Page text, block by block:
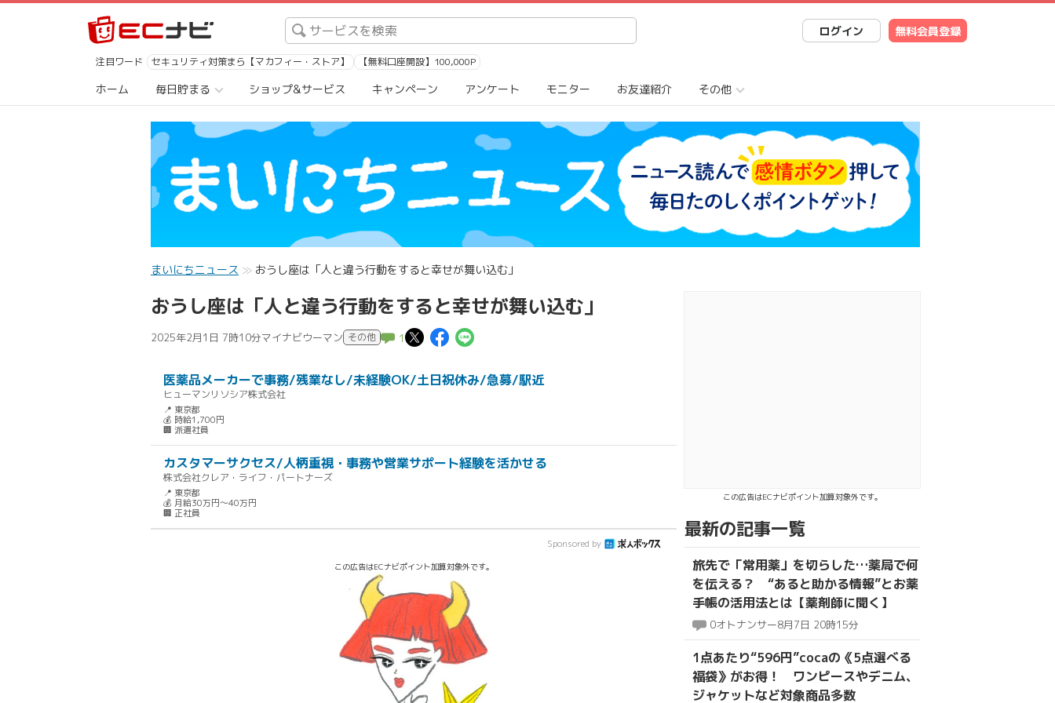
ログイン 無料会員登録
注目ワード セキュリティ対策まら【マカフィー・ストア】 【無料口座開設】100,000P
ホーム 毎日貯まる ショップ&サービス キャンペーン アンケート モニター お友達紹介 その他
まいにちニュース おうし座は「人と違う行動をすると幸せが舞い込む」
おうし座は「人と違う行動をすると幸せが舞い込む」
2025年2月1日 7時10分マイナビウーマン その他 1 この記事についてポスト
この記事についてFacebookでシェア
医薬品メーカーで事務/残業なし/未経験OK/土日祝休み/急募/駅近
ヒューマンリソシア株式会社
📍 東京都
💰 時給1,700円
🏢 派遣社員
カスタマーサクセス/人柄重視・事務や営業サポート経験を活かせる
株式会社クレア・ライフ・パートナーズ
📍 東京都
💰 月給30万円～40万円
🏢 正社員
Sponsored by
この広告はECナビポイント加算対象外です。
この広告はECナビポイント加算対象外です。
最新の記事一覧
旅先で「常用薬」を切らした…薬局で何
を伝える？ “あると助かる情報”とお薬
手帳の活用法とは【薬剤師に聞く】
0オトナンサー8月7日 20時15分
1点あたり“596円”cocaの《5点選べる
福袋》がお得！ ワンピースやデニム、
ジャケットなど対象商品多数